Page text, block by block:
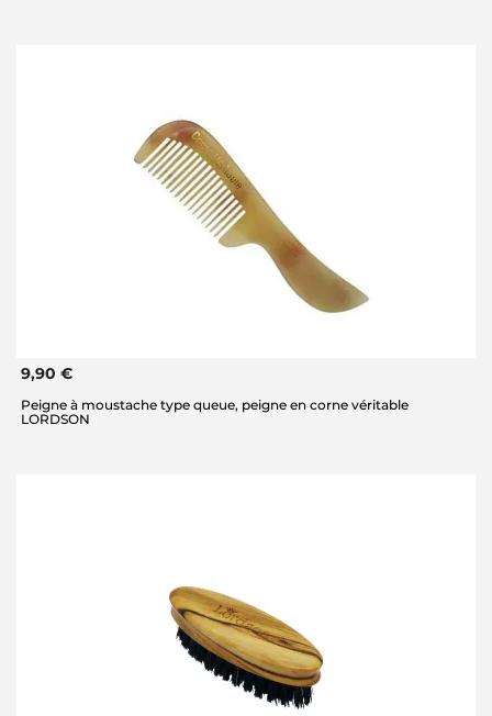
9,90 €
Peigne à moustache type queue, peigne en corne véritable
LORDSON